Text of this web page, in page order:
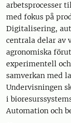
arbetsprocesser
med fokus på
Digitalisering,
centrala delar av
agronomiska
experimentell
samverkan med
Undervisningen
i
Automation och